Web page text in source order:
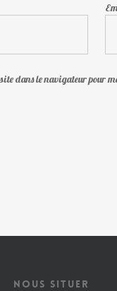
dans le navigateur pour
NOUS SITUER